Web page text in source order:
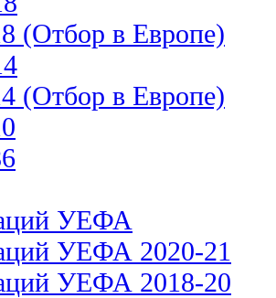
(Отбор в Европе)
(Отбор в Европе)
УЕФА
УЕФА 2020-21
УЕФА 2018-20